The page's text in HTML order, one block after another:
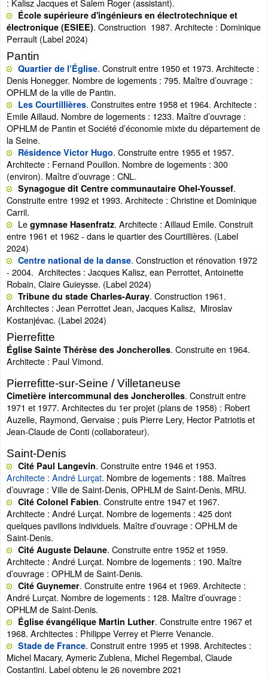
: Kalisz Jacques et Salem Roger (assistant).
École supérieure d'ingénieurs en électrotechnique et
électronique (ESIEE). Construction 1987. Architecte : Dominique
Perrault (Label 2024)
Pantin
Quartier de l’Église. Construit entre 1950 et 1973. Architecte :
Denis Honegger. Nombre de logements : 795. Maître d’ouvrage :
OPHLM de la ville de Pantin.
Les Courtillières. Construites entre 1958 et 1964. Architecte :
Emile Aillaud. Nombre de logements : 1233. Maître d’ouvrage :
OPHLM de Pantin et Société d’économie mixte du département de
la Seine.
Résidence Victor Hugo. Construite entre 1955 et 1957.
Architecte : Fernand Pouillon. Nombre de logements : 300
(environ). Maître d’ouvrage : CNL.
Synagogue dit Centre communautaire Ohel-Youssef.
Construite entre 1992 et 1993. Architecte : Christine et Dominique
Carril.
Le gymnase Hasenfratz. Architecte : Aillaud Emile. Construit
entre 1961 et 1962 - dans le quartier des Courtillières. (Label
2024)
Centre national de la danse. Construction et rénovation 1972
- 2004. Architectes : Jacques Kalisz, ean Perrottet, Antoinette
Robain, Claire Guieysse. (Label 2024)
Tribune du stade Charles-Auray. Construction 1961.
Architectes : Jean Perrottet Jean, Jacques Kalisz, Miroslav
Kostanjévac. (Label 2024)
Pierrefitte
Église Sainte Thérèse des Joncherolles. Construite en 1964.
Architecte : Paul Vimond.
Pierrefitte-sur-Seine / Villetaneuse
Cimetière intercommunal des Joncherolles. Construit entre
1971 et 1977. Architectes du 1er projet (plans de 1958) : Robert
Auzelle, Raymond, Gervaise ; puis Pierre Lery, Hector Patriotis et
Jean-Claude de Conti (collaborateur).
Saint-Denis
Cité Paul Langevin. Construite entre 1946 et 1953.
Architecte : André Lurçat. Nombre de logements : 188. Maîtres
d’ouvrage : Ville de Saint-Denis, OPHLM de Saint-Denis, MRU.
Cité Colonel Fabien. Construite entre 1947 et 1967.
Architecte : André Lurçat. Nombre de logements : 425 dont
quelques pavillons individuels. Maître d’ouvrage : OPHLM de
Saint-Denis.
Cité Auguste Delaune. Construite entre 1952 et 1959.
Architecte : André Lurçat. Nombre de logements : 190. Maître
d’ouvrage : OPHLM de Saint-Denis.
Cité Guynemer. Construite entre 1964 et 1969. Architecte :
André Lurçat. Nombre de logements : 128. Maître d’ouvrage :
OPHLM de Saint-Denis.
Église évangélique Martin Luther. Construite entre 1967 et
1968. Architectes : Philippe Verrey et Pierre Venancie.
Stade de France. Construit entre 1995 et 1998. Architectes :
Michel Macary, Aymeric Zublena, Michel Regembal, Claude
Costantini. Label obtenu le 26 novembre 2021